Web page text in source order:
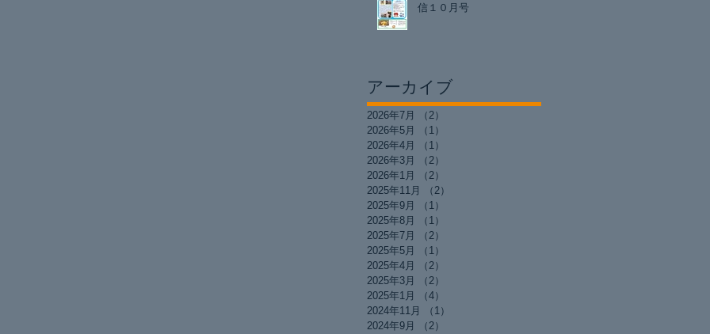
信１０月号
アーカイブ
2026年7月 （2）
2026年5月
（1）
2026年4月
（1）
2026年3月
（2）
2026年1月
（2）
2025年11月
（2）
2025年9月
（1）
2025年8月
（1）
2025年7月
（2）
2025年5月
（1）
2025年4月
（2）
2025年3月
（2）
2025年1月
（4）
2024年11月
（1）
2024年9月
（2）